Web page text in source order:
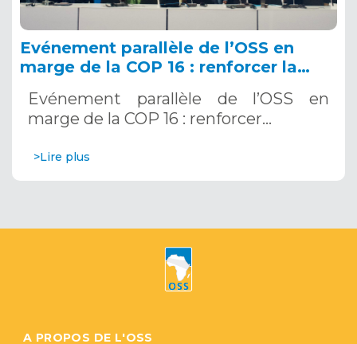
Evénement parallèle de l’OSS en
marge de la COP 16 : renforcer la
Systèmes d’Alerte Précoce
Multirisques. 12 décembre 2024
Evénement parallèle de l’OSS en
marge de la COP 16 : renforcer…
>Lire plus
A PROPOS DE L'OSS